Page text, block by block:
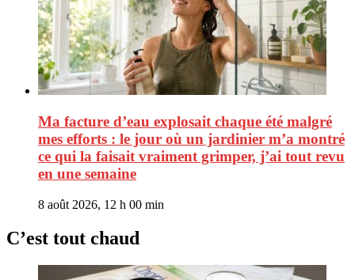
Ma facture d’eau explosait chaque été malgré
mes efforts : le jour où un jardinier m’a montré
ce qui la faisait vraiment grimper, j’ai tout revu
en une semaine
8 août 2026, 12 h 00 min
C’est tout chaud